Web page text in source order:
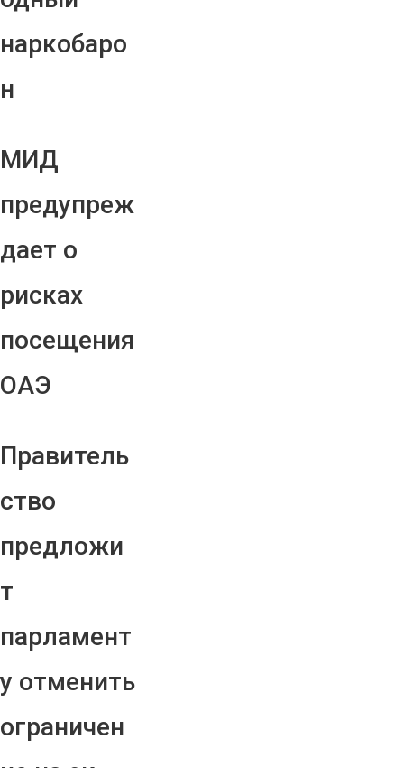
наркобаро
н
МИД
предупреж
дает о
рисках
посещения
ОАЭ
Правитель
ство
предложи
т
парламент
у отменить
ограничен